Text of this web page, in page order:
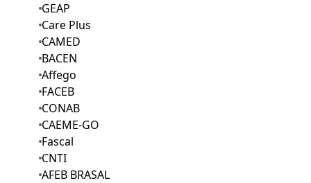
GEAP
Care Plus
CAMED
BACEN
Affego
FACEB
CONAB
CAEME-GO
Fascal
CNTI
AFEB BRASAL